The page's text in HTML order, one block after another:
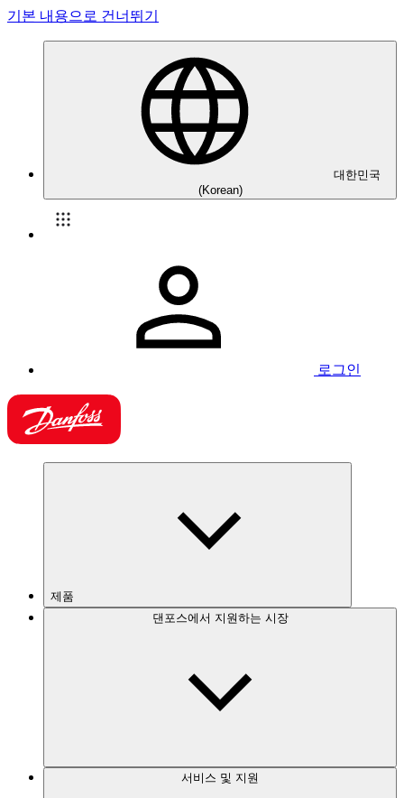
기본 내용으로 건너뛰기
대한민국
(Korean)
로그인
제품
댄포스에서 지원하는 시장
서비스 및 지원